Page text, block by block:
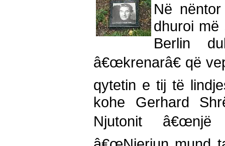
Në
dhuroi
Berlin
â€œkrenarâ€ që
qytetin e tij të
kohe Gerhard
Njutonit â€œnjë